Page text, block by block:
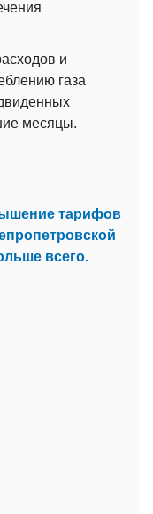
и
газа
месяцы.
тарифов
всего.